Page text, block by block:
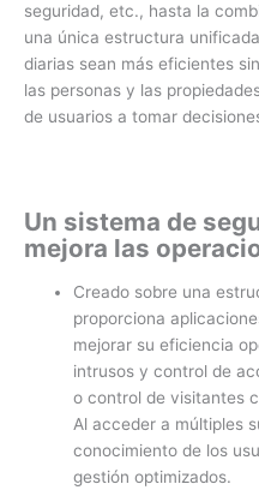
seguridad, etc., hasta la
una única estructura
diarias sean más eficientes
las personas y las
de usuarios a tomar
Un sistema de
mejora las
Creado sobre una
proporciona
mejorar su eficiencia
intrusos y control de
o control de visitantes
Al acceder a múltiples
conocimiento de los
gestión optimizados.